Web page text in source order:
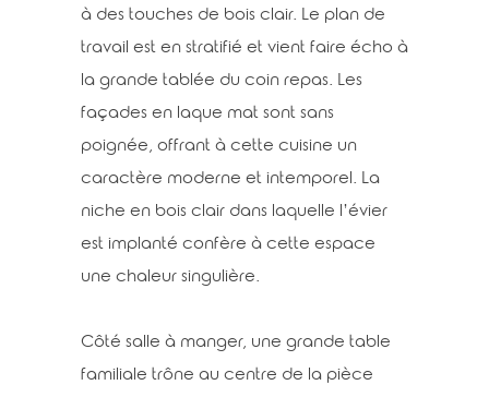
à des touches de bois clair. Le plan de
travail est en stratifié et vient faire écho à
la grande tablée du coin repas. Les
façades en laque mat sont sans
poignée, offrant à cette cuisine un
caractère moderne et intemporel. La
niche en bois clair dans laquelle l’évier
est implanté confère à cette espace
une chaleur singulière.
Côté salle à manger, une grande table
familiale trône au centre de la pièce